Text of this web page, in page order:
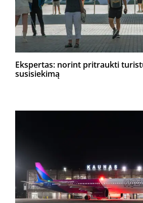
Ekspertas: norint pritraukti
susisiekimą